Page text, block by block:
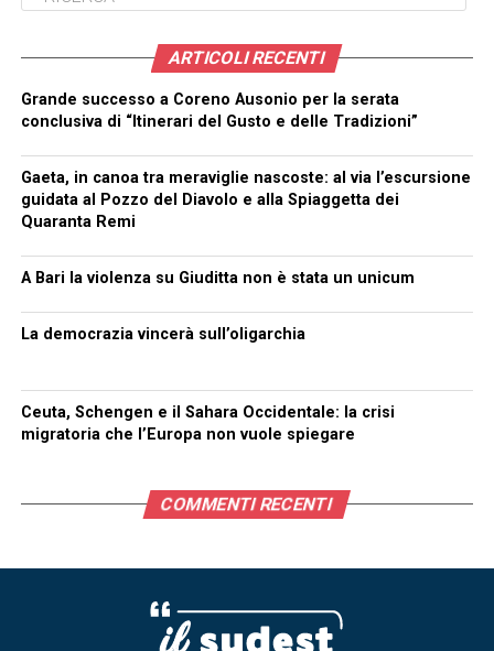
ARTICOLI RECENTI
Grande successo a Coreno Ausonio per la serata
conclusiva di “Itinerari del Gusto e delle Tradizioni”
Gaeta, in canoa tra meraviglie nascoste: al via l’escursione
guidata al Pozzo del Diavolo e alla Spiaggetta dei
Quaranta Remi
A Bari la violenza su Giuditta non è stata un unicum
La democrazia vincerà sull’oligarchia
Ceuta, Schengen e il Sahara Occidentale: la crisi
migratoria che l’Europa non vuole spiegare
COMMENTI RECENTI